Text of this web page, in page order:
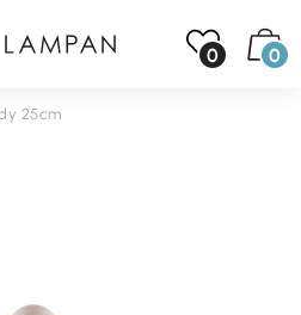
0 0
25cm